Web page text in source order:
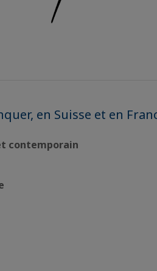
en Suisse et en
contemporain